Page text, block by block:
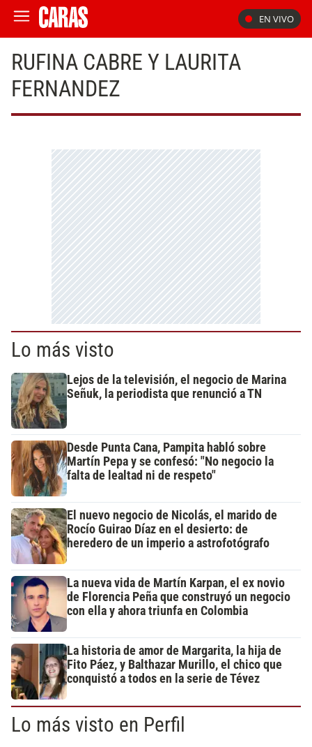
EN VIVO
RUFINA CABRE Y LAURITA
FERNANDEZ
Lo más visto
Lejos de la televisión, el negocio de Marina
Señuk, la periodista que renunció a TN
Desde Punta Cana, Pampita habló sobre
Martín Pepa y se confesó: "No negocio la
falta de lealtad ni de respeto"
El nuevo negocio de Nicolás, el marido de
Rocío Guirao Díaz en el desierto: de
heredero de un imperio a astrofotógrafo
La nueva vida de Martín Karpan, el ex novio
de Florencia Peña que construyó un negocio
con ella y ahora triunfa en Colombia
La historia de amor de Margarita, la hija de
Fito Páez, y Balthazar Murillo, el chico que
conquistó a todos en la serie de Tévez
Lo más visto en Perfil